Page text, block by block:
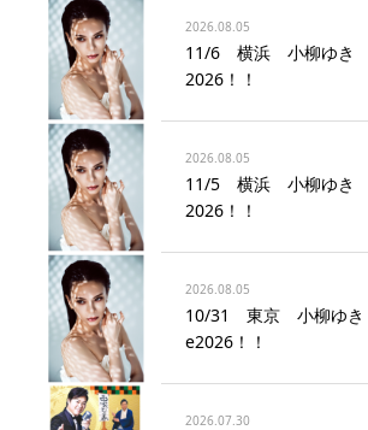
2026.08.05
11/6 横浜 小柳ゆき
2026！！
2026.08.05
11/5 横浜 小柳ゆき
2026！！
2026.08.05
10/31 東京 小柳ゆ
e2026！！
2026.07.30